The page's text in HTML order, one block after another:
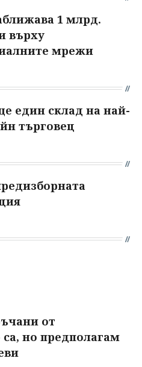
1 млрд.
върху
мрежи
един склад на най-
търговец
от
но предполагам